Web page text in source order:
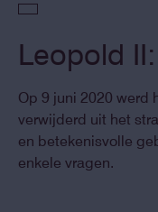
Leopold
Op 9 juni 2020 werd
verwijderd uit het
en betekenisvolle
enkele vragen.